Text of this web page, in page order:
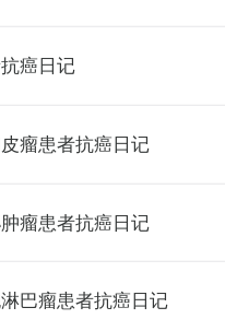
癌日记
瘤患者抗癌日记
瘤患者抗癌日记
巴瘤患者抗癌日记